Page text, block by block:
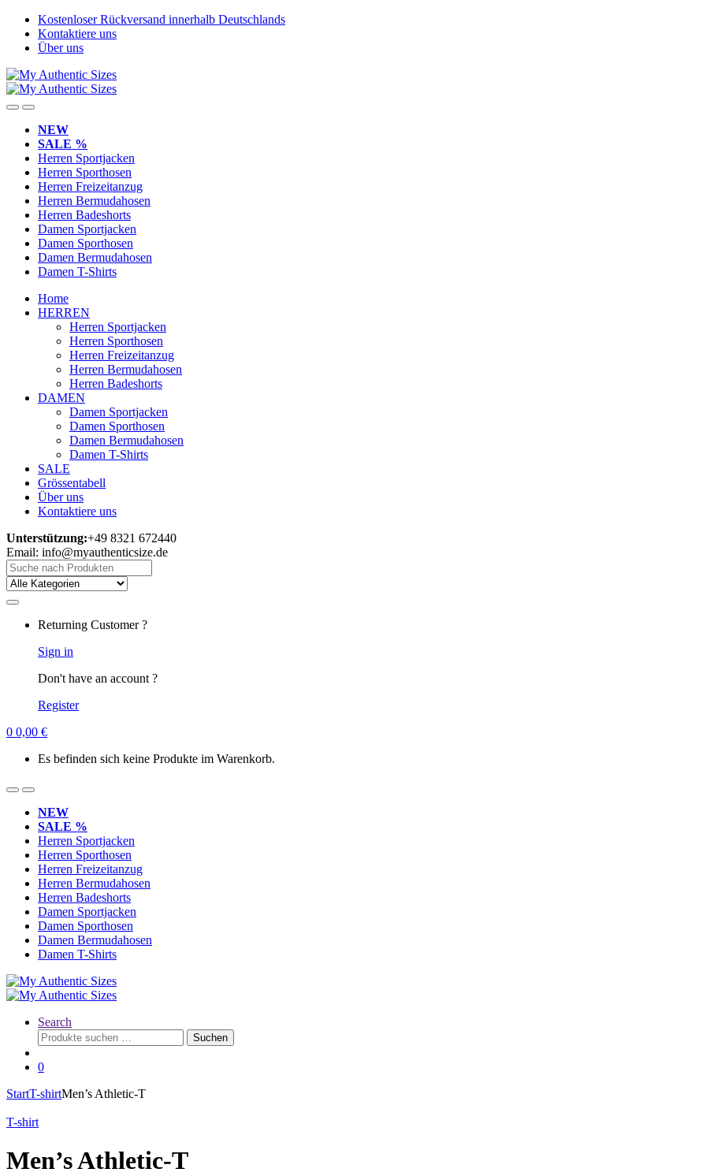
Skip
navigation
Skip
content
Kostenloser Rückversand innerhalb Deutschlands
Kontaktiere uns
Über uns
NEW
SALE %
Herren Sportjacken
Herren Sporthosen
Herren Freizeitanzug
Herren Bermudahosen
Herren Badeshorts
Damen Sportjacken
Damen Sporthosen
Damen Bermudahosen
Damen T-Shirts
Home
HERREN
Herren Sportjacken
Herren Sporthosen
Herren Freizeitanzug
Herren Bermudahosen
Herren Badeshorts
DAMEN
Damen Sportjacken
Damen Sporthosen
Damen Bermudahosen
Damen T-Shirts
SALE
Grössentabell
Über uns
Kontaktiere uns
Unterstützung:+49 8321 672440
Email: info@myauthenticsize.de
Search
for:
Returning Customer ?
Sign in
Don't have an account ?
Register
0 0,00 €
Es befinden sich keine Produkte im Warenkorb.
NEW
SALE %
Herren Sportjacken
Herren Sporthosen
Herren Freizeitanzug
Herren Bermudahosen
Herren Badeshorts
Damen Sportjacken
Damen Sporthosen
Damen Bermudahosen
Damen T-Shirts
Search
Suchen
nach:
Suchen
0
StartT-shirtMen’s Athletic-T
T-shirt
Men’s Athletic-T